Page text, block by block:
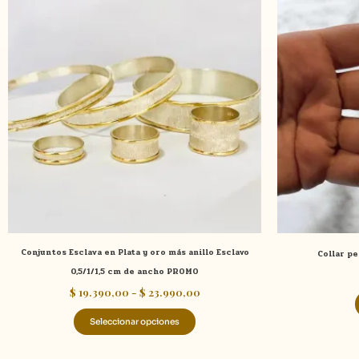
Conjuntos Esclava en Plata y oro más anillo Esclavo
0,5/1/1,5 cm de ancho PROMO
$ 19.390,00 - $ 23.990,00
$ 23.990,00
Seleccionar opciones
variantes.
opciones
se
pueden
elegir
de
producto
Collar